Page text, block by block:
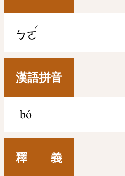
ㄅㄛ
ˊ
漢語拼音
bó
釋 義